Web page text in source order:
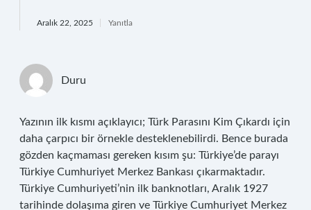
Aralık 22, 2025 Yanıtla
Duru
Yazının ilk kısmı açıklayıcı; Türk Parasını Kim Çıkardı için
daha çarpıcı bir örnekle desteklenebilirdi. Bence burada
gözden kaçmaması gereken kısım şu: Türkiye’de parayı
Türkiye Cumhuriyet Merkez Bankası çıkarmaktadır.
Türkiye Cumhuriyeti’nin ilk banknotları, Aralık 1927
tarihinde dolaşıma giren ve Türkiye Cumhuriyet Merkez